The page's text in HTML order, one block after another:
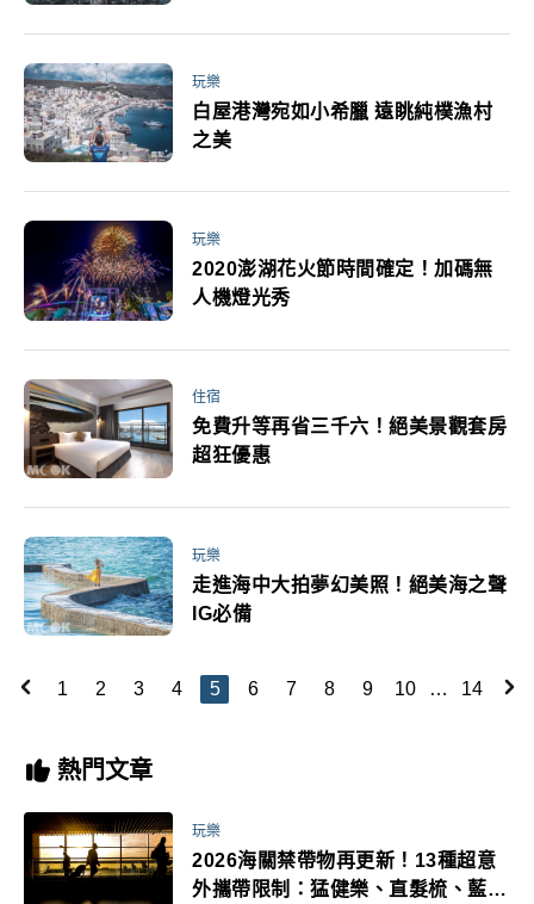
玩樂
白屋港灣宛如小希臘 遠眺純樸漁村
之美
玩樂
2020澎湖花火節時間確定！加碼無
人機燈光秀
住宿
免費升等再省三千六！絕美景觀套房
超狂優惠
玩樂
走進海中大拍夢幻美照！絕美海之聲
IG必備
1 2 3 4 5 6 7 8 9 10 … 14
熱門文章
玩樂
2026海關禁帶物再更新！13種超意
外攜帶限制：猛健樂、直髮梳、藍牙